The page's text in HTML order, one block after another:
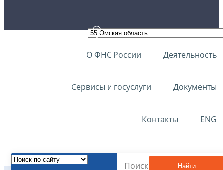
О ФНС России Деятельность
Сервисы и госуслуги Документы
Контакты ENG
Найти